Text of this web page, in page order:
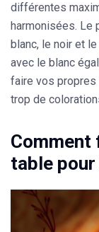
différentes
harmonisées. Le
blanc, le noir et
avec le blanc
faire vos propres
trop de
Comment
table